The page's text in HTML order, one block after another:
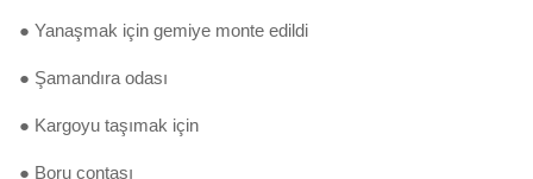
● Yanaşmak için gemiye monte edildi
● Şamandıra odası
● Kargoyu taşımak için
● Boru contası